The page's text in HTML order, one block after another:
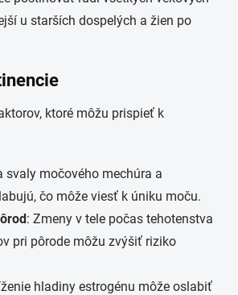
u starších dospelých a žien po
ktoré môžu prispieť k
svaly močového mechúra a
čo môže viesť k úniku moču.
: Zmeny v tele počas tehotenstva
pri pôrode môžu zvýšiť riziko
hladiny estrogénu môže oslabiť